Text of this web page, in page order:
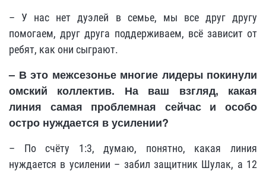
– У нас нет дуэлей в семье, мы все друг другу
помогаем, друг друга поддерживаем, всё зависит от
ребят, как они сыграют.
– В это межсезонье многие лидеры покинули
омский коллектив. На ваш взгляд, какая
линия самая проблемная сейчас и особо
остро нуждается в усилении?
– По счёту 1:3, думаю, понятно, какая линия
нуждается в усилении – забил защитник Шулак, а 12